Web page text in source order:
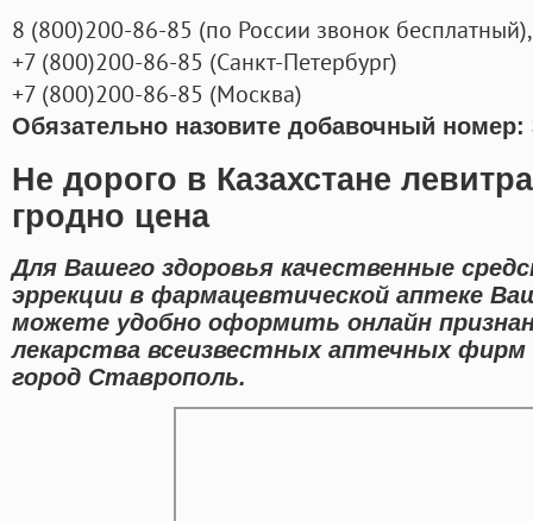
8 (800)200-86-85 (по России звонок бесплатный),
+7 (800)200-86-85 (Санкт-Петербург)
+7 (800)200-86-85 (Москва)
Обязательно назовите добавочный номер:
Не дорого в Казахстане
гродно цена
Для Вашего здоровья качественные
эррекции в фармацевтической аптеке
можете удобно оформить онлайн
лекарства всеизвестных аптечных
город Ставрополь.